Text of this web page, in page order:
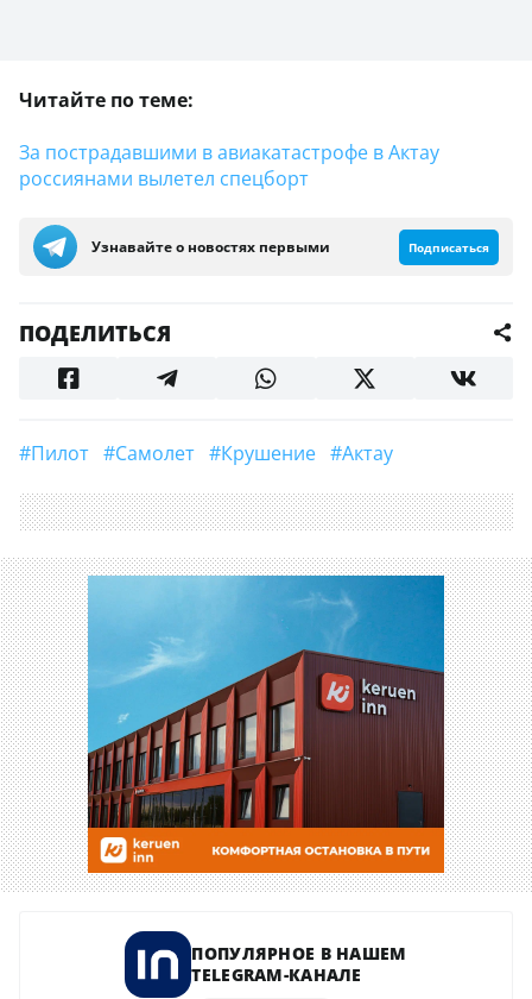
Читайте по теме:
За пострадавшими в авиакатастрофе в Актау
россиянами вылетел спецборт
Узнавайте о новостях первыми Подписаться
ПОДЕЛИТЬСЯ
#Пилот #самолет #крушение #Актау